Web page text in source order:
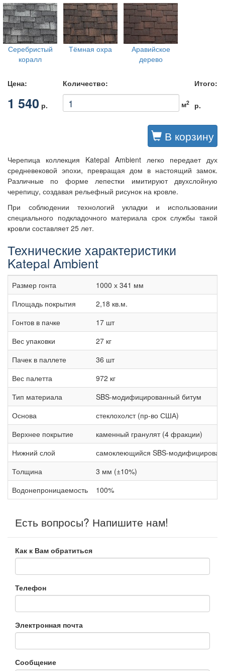
Серебристый
коралл
Тёмная охра
Аравийское
дерево
Цена:
1 540 р.
Количество:
м2
Итого:
р.
В корзину
Черепица коллекция Katepal Ambient легко передает дух
средневековой эпохи, превращая дом в настоящий замок.
Различные по форме лепестки имитируют двухслойную
черепицу, создавая рельефный рисунок на кровле.
При соблюдении технологий укладки и использовании
специального подкладочного материала срок службы такой
кровли составляет 25 лет.
Технические характеристики
Katepal Ambient
Размер гонта
1000 х 341 мм
Площадь покрытия
2,18 кв.м.
Гонтов в пачке
17 шт
Вес упаковки
27 кг
Пачек в паллете
36 шт
Вес палетта
972 кг
Тип материала
SBS-модифицированный битум
Основа
стеклохолст (пр-во США)
Верхнее покрытие
каменный гранулят (4 фракции)
Нижний слой
самоклеющийся SBS-
Толщина
3 мм (±10%)
Водонепроницаемость
100%
Есть вопросы? Напишите нам!
Как к Вам обратиться
Телефон
Электронная почта
Сообщение